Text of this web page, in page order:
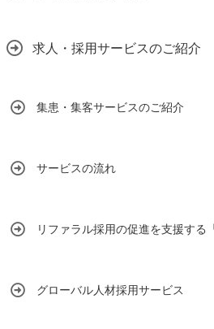
求人・採用サービスのご紹介
集患・集客サービスのご紹介
サービスの流れ
リファラル採用の促進を支援する
グローバル人材採用サービス